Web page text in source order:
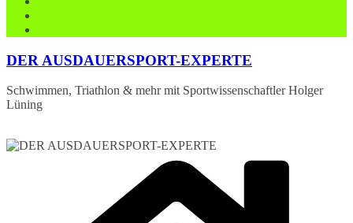
DER AUSDAUERSPORT-EXPERTE
Schwimmen, Triathlon & mehr mit Sportwissenschaftler Holger
Lüning